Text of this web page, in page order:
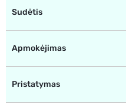
Sudėtis
Apmokėjimas
Pristatymas